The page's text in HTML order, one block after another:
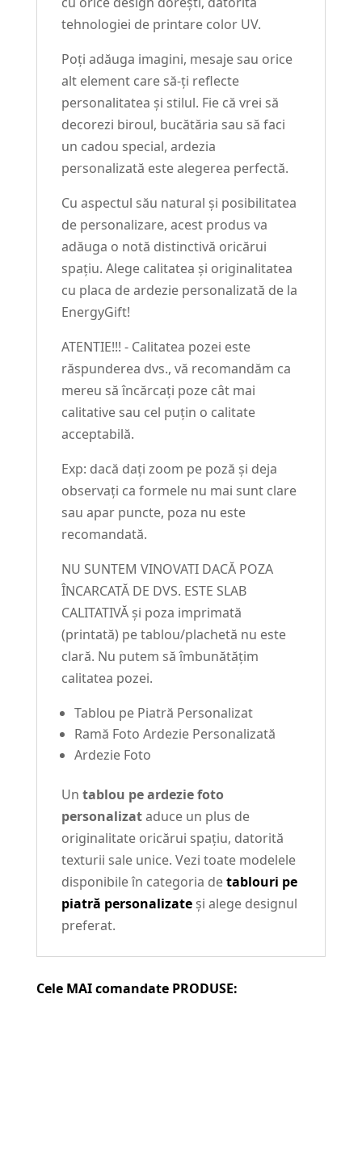
tehnologiei de printare color UV.
Poți adăuga imagini, mesaje sau orice
alt element care să-ți reflecte
personalitatea și stilul. Fie că vrei să
decorezi biroul, bucătăria sau să faci
un cadou special, ardezia
personalizată este alegerea perfectă.
Cu aspectul său natural și posibilitatea
de personalizare, acest produs va
adăuga o notă distinctivă oricărui
spațiu. Alege calitatea și originalitatea
cu placa de ardezie personalizată de la
EnergyGift!
ATENTIE!!! - Calitatea pozei este
răspunderea dvs., vă recomandăm ca
mereu să încărcați poze cât mai
calitative sau cel puțin o calitate
acceptabilă.
Exp: dacă dați zoom pe poză și deja
observați ca formele nu mai sunt clare
sau apar puncte, poza nu este
recomandată.
NU SUNTEM VINOVATI DACĂ POZA
ÎNCARCATĂ DE DVS. ESTE SLAB
CALITATIVĂ și poza imprimată
(printată) pe tablou/plachetă nu este
clară. Nu putem să îmbunătățim
calitatea pozei.
Tablou pe Piatră Personalizat
Ramă Foto Ardezie Personalizată
Ardezie Foto
Un tablou pe ardezie foto
personalizataduce un plus de
originalitate oricărui spațiu, datorită
texturii sale unice. Vezi toate modelele
disponibile în categoria detablouri pe
piatră personalizateși alege designul
preferat.
Cele MAI comandate PRODUSE: